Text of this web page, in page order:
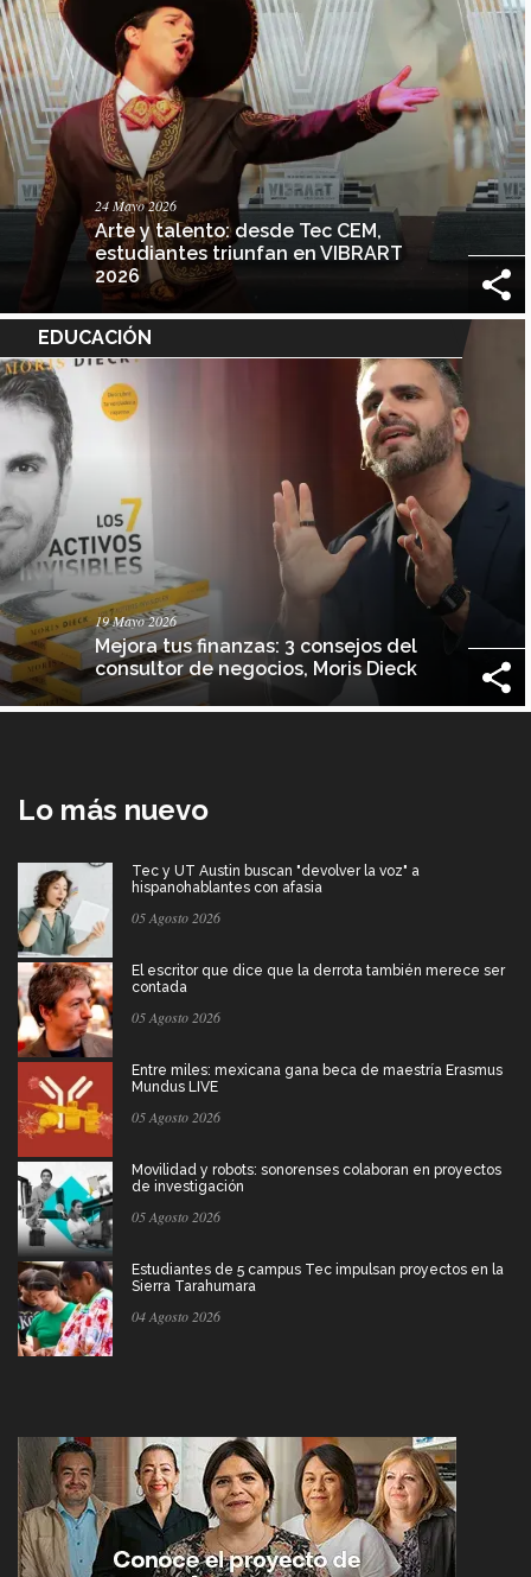
24 Mayo 2026
Arte y talento: desde Tec CEM,
estudiantes triunfan en VIBRART
2026
EDUCACIÓN
19 Mayo 2026
Mejora tus finanzas: 3 consejos del
consultor de negocios, Moris Dieck
Lo más nuevo
Tec y UT Austin buscan "devolver la voz" a
hispanohablantes con afasia
05 Agosto 2026
El escritor que dice que la derrota también merece ser
contada
05 Agosto 2026
Entre miles: mexicana gana beca de maestría Erasmus
Mundus LIVE
05 Agosto 2026
Movilidad y robots: sonorenses colaboran en proyectos
de investigación
05 Agosto 2026
Estudiantes de 5 campus Tec impulsan proyectos en la
Sierra Tarahumara
04 Agosto 2026